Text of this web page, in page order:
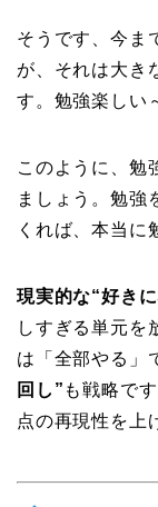
そうです、今ま
が、それは大き
す。勉強楽しい
このように、勉
ましょう。勉強
くれば、本当に
現実的な“好き
しすぎる単元を
は「全部やる」
回し” も戦略で
点の再現性を上